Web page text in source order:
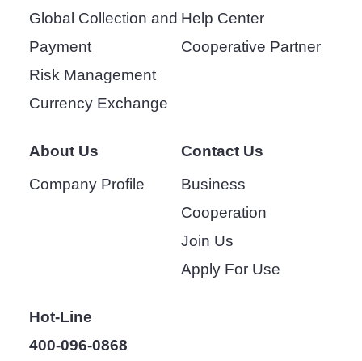
Global Collection and
Payment
Risk Management
Currency Exchange
Help Center
Cooperative Partner
About Us
Company Profile
Contact Us
Business
Cooperation
Join Us
Apply For Use
Hot-Line
400-096-0868